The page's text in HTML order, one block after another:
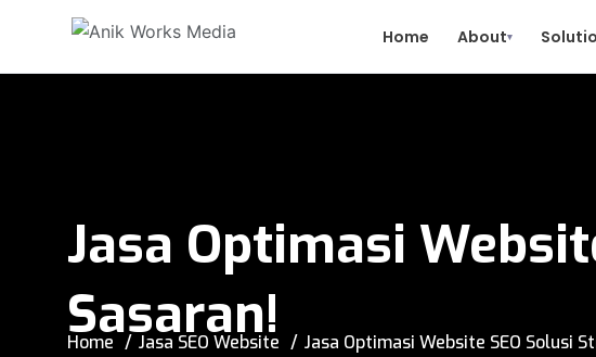
Home About▾
Jasa Optimasi
Sasaran!
Home Jasa SEO Website Jasa Optimasi Website SEO Solusi